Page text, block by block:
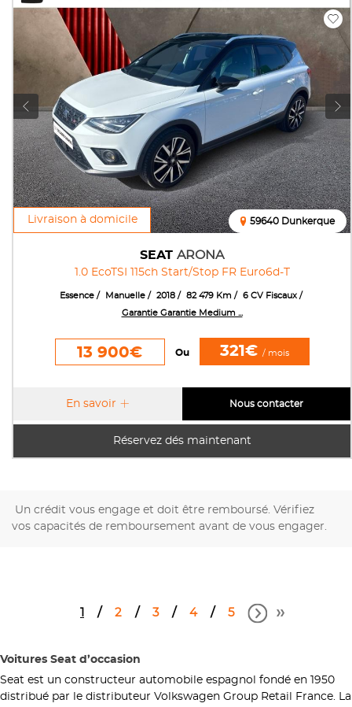
Livraison à domicile
SEAT ARONA
1.0 EcoTSI 115ch Start/Stop FR Euro6d-T
59640 Dunkerque
Essence Manuelle 2018 82 479 Km
6 CV Fiscaux
Garantie Garantie Medium ...
13 900€ Ou 321€ / mois
Réservez dés maintenant
En savoir Nous contacter
Un crédit vous engage et doit être remboursé. Vérifiez
vos capacités de remboursement avant de vous engager.
2 3 4 5
Voitures Seat d’occasion
Seat est un constructeur automobile espagnol fondé en 1950
distribué par le distributeur Volkswagen Group Retail France. La